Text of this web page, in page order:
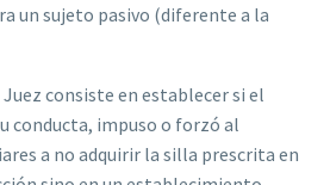
un sujeto pasivo (diferente a la
consiste en establecer si el
conducta, impuso o forzó al
a no adquirir la silla prescrita en